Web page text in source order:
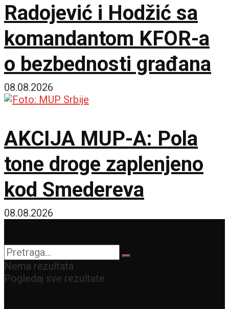
Radojević i Hodžić sa
komandantom KFOR-a
o bezbednosti građana
08.08.2026
AKCIJA MUP-A: Pola
tone droge zaplenjeno
kod Smedereva
08.08.2026
Nema rezultata
Pogledaj sve rezultate